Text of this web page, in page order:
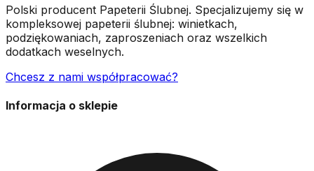
Polski producent Papeterii Ślubnej. Specjalizujemy się w
kompleksowej papeterii ślubnej: winietkach,
podziękowaniach, zaproszeniach oraz wszelkich
dodatkach weselnych.
Chcesz z nami współpracować?
Informacja o sklepie